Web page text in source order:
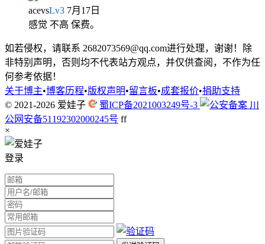
acevsLv3 7月17日
感觉 不高 保费。
如若侵权，请联系 2682073569@qq.com进行处理，谢谢！除
非特别声明，否则均不代表站方观点，并仅供查阅，不作为任
何参考依据！
关于博主•博客历程•版权声明•留言板•成套报价•捐助支持
© 2021-2026 爱娃子 蜀ICP备2021003249号-3
川
公网安备51192302000245号 ff
×
登录